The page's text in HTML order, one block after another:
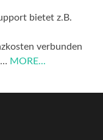
bietet z.B.
verbunden
MORE...